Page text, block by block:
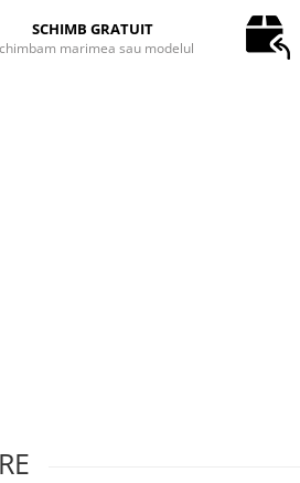
SCHIMB GRATUIT
marimea sau modelul